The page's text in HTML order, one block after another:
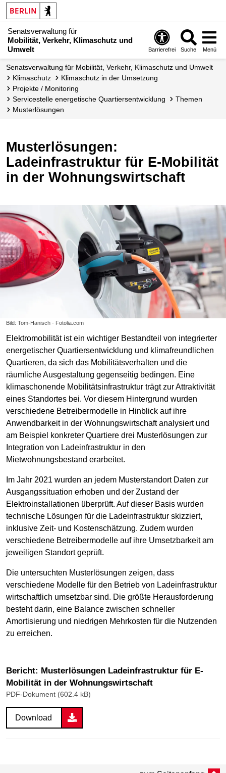
Senatsverwaltung für
Mobilität, Verkehr, Klimaschutz und
Umwelt
Barrierefrei Suche Menü
Senatsverwaltung für Mobilität, Verkehr, Klimaschutz und Umwelt
Klimaschutz
Klimaschutz in der Umsetzung
Projekte / Monitoring
Servicestelle energetische Quartiers­entwicklung
Themen
Musterlösungen
Musterlösungen:
Ladeinfrastruktur für E-Mobilität
in der Wohnungswirtschaft
Bild: Tom-Hanisch - Fotolia.com
Elektromobilität ist ein wichtiger Bestandteil von integrierter
energetischer Quartiersentwicklung und klimafreundlichen
Quartieren, da sich das Mobilitätsverhalten und die
räumliche Ausgestaltung gegenseitig bedingen. Eine
klimaschonende Mobilitätsinfrastruktur trägt zur Attraktivität
eines Standortes bei. Vor diesem Hintergrund wurden
verschiedene Betreibermodelle in Hinblick auf ihre
Anwendbarkeit in der Wohnungswirtschaft analysiert und
am Beispiel konkreter Quartiere drei Musterlösungen zur
Integration von Ladeinfrastruktur in den
Mietwohnungsbestand erarbeitet.
Im Jahr 2021 wurden an jedem Musterstandort Daten zur
Ausgangssituation erhoben und der Zustand der
Elektroinstallationen überprüft. Auf dieser Basis wurden
technische Lösungen für die Ladeinfrastruktur skizziert,
inklusive Zeit- und Kostenschätzung. Zudem wurden
verschiedene Betreibermodelle auf ihre Umsetzbarkeit am
jeweiligen Standort geprüft.
Die untersuchten Musterlösungen zeigen, dass
verschiedene Modelle für den Betrieb von Ladeinfrastruktur
wirtschaftlich umsetzbar sind. Die größte Herausforderung
besteht darin, eine Balance zwischen schneller
Amortisierung und niedrigen Mehrkosten für die Nutzenden
zu erreichen.
Bericht: Musterlösungen Ladeinfrastruktur für E-
Mobilität in der Wohnungswirtschaft
PDF-Dokument (602.4 kB)
Download